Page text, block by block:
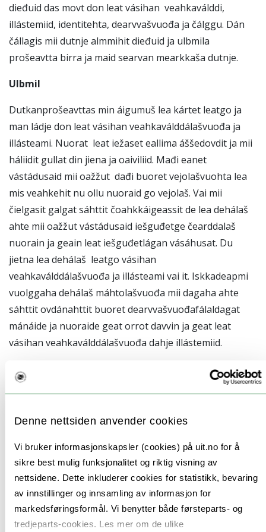
Denne nettsiden anvender cookies
Vi bruker informasjonskapsler (cookies) på uit.no for å
sikre best mulig funksjonalitet og riktig visning av
nettsidene. Dette inkluderer cookies for statistikk, bevaring
av innstillinger og innsamling av informasjon for
markedsføringsformål. Vi benytter både førsteparts- og
tredjeparts-cookies. Les mer om de ulike
dieđuid das movt don leat vásihan veahkaválddi,
illástemiid, identitehta, dearvvašvuođa ja čálggu. Dán
čállagis mii dutnje almmihit dieđuid ja ulbmila
prošeavtta birra ja maid searvan mearkkaša dutnje.
Ulbmil
Dutkanprošeavttas min áigumuš lea kártet leatgo ja
man ládje don leat vásihan veahkaválddálašvuođa ja
illásteami. Nuorat leat iežaset eallima áššedovdit ja mii
háliidit gullat din jiena ja oaiviliid. Mađi eanet
vástádusaid mii oažžut dađi buoret vejolašvuohta lea
mis veahkehit nu ollu nuoraid go vejolaš. Vai mii
čielgasit galgat sáhttit čoahkkáigeassit de lea dehálaš
ahte mii oažžut vástádusaid iešguđetge čearddalaš
nuorain ja geain leat iešguđetlágan vásáhusat. Du
jietna lea dehálaš leatgo vásihan
veahkaválddálašvuođa ja illásteami vai it. Iskkadeapmi
vuolggaha dehálaš máhtolašvuođa mii dagaha ahte
sáhttit ovdánahttit buoret dearvvašvuođafálaldagat
mánáide ja nuoraide geat orrot davvin ja geat leat
vásihan veahkaválddálašvuođa dahje illástemiid.
Manin jearrat dus ahte háliidat go oassálastit?
Don leat bovdejuvvon oasálastit iskkadeapmái danin
nuoraidskuvllas ja orut Davvi-Norggas. Sáhttá maiddái
leat nu ahte mii leat duinna váldán oktavuođa maŋŋil
go leat oassálasttán iskkadeami ovdalis ja miehtan ahte
mii oažžut lobi dutnje sáddet šleađgaboastta ja
čuovvolahttit árabut iskkadeami mas ledjet mielde.